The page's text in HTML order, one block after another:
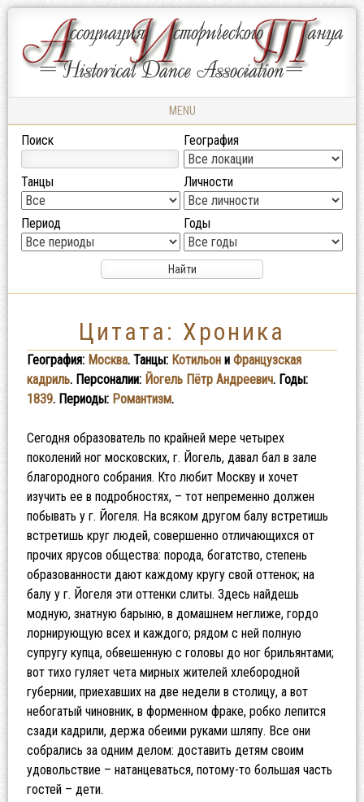
АССОЦИАЦИЯ
ИСТОРИЧЕСКОГО
Ассоциация
Исторического
Танца
MENU
Skip to content
Поиск География
Танцы Личности
Период Годы
Цитата: Хроника
География: Москва. Танцы: Котильони Французская
кадриль. Персоналии: Йогель Пётр Андреевич. Годы:
1839. Периоды: Романтизм.
Сегодня образователь по крайней мере четырех
поколений ног московских, г. Йогель, давал бал в зале
благородного собрания. Кто любит Москву и хочет
изучить ее в подробностях, – тот непременно должен
побывать у г. Йогеля. На всяком другом балу встретишь
встретишь круг людей, совершенно отличающихся от
прочих ярусов общества: порода, богатство, степень
образованности дают каждому кругу свой оттенок; на
балу у г. Йогеля эти оттенки слиты. Здесь найдешь
модную, знатную барыню, в домашнем неглиже, гордо
лорнирующую всех и каждого; рядом с ней полную
супругу купца, обвешенную с головы до ног брильянтами;
вот тихо гуляет чета мирных жителей хлебородной
губернии, приехавших на две недели в столицу, а вот
небогатый чиновник, в форменном фраке, робко лепится
сзади кадрили, держа обеими руками шляпу. Все они
собрались за одним делом: доставить детям своим
удовольствие – натанцеваться, потому-то большая часть
гостей – дети.